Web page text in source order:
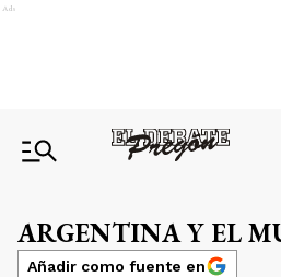
Ads
ARGENTINA Y EL
Añadir como fuente en